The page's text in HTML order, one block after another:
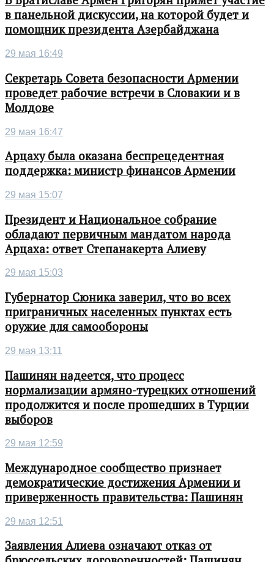
в панельной дискуссии, на которой будет и
помощник президента Азербайджана
29 мая 16:49
Секретарь Совета безопасности Армении
проведет рабочие встречи в Словакии и в
Молдове
29 мая 16:47
Арцаху была оказана беспрецедентная
поддержка: министр финансов Армении
29 мая 15:07
Президент и Национальное собрание
обладают первичным мандатом народа
Арцаха: ответ Степанакерта Алиеву
29 мая 15:03
Губернатор Сюника заверил, что во всех
приграничных населенных пунктах есть
оружие для самообороны
29 мая 13:11
Пашинян надеется, что процесс
нормализации армяно-турецких отношений
продолжится и после прошедших в Турции
выборов
29 мая 12:59
Международное сообщество признает
демократические достижения Армении и
приверженность правительства: Пашинян
29 мая 12:51
Заявления Алиева означают отказ от